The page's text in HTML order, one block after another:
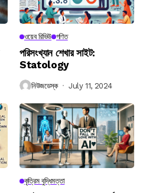
ওয়েব রিভিউ গণিত
পরিসংখ্যান শেখার সাইট:
Statology
নিউজডেস্ক July 11, 2024
কৃত্রিম বুদ্ধিমত্তা